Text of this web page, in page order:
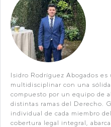
Isidro Rodríguez Abogados
multidisciplinar con una
compuesto por un equipo de
distintas ramas del Derecho.
individual de cada miembro
cobertura legal integral,